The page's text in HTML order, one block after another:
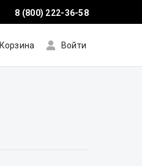
8 (800) 222-36-58
Корзина Войти